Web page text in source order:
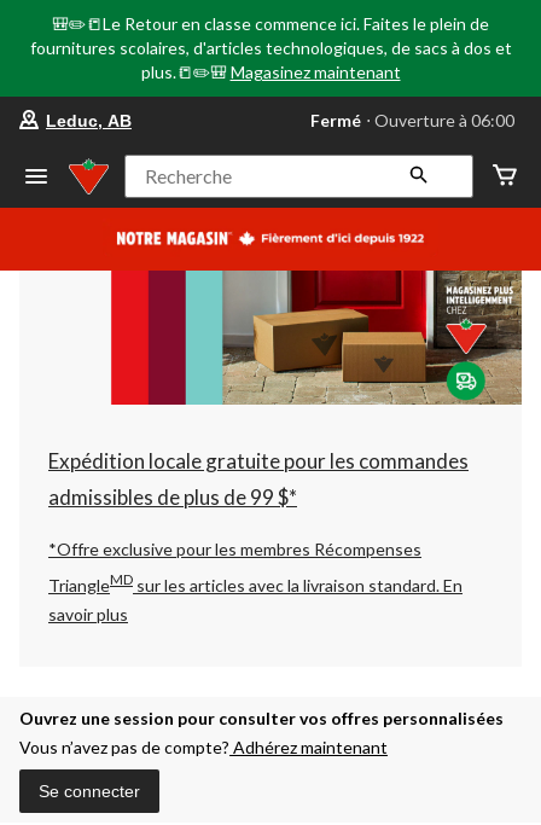
🎒✏️📒Le Retour en classe commence ici. Faites le plein de
fournitures scolaires, d'articles technologiques, de sacs à dos et
plus.📒✏️🎒 Magasinez maintenant
votre
préféré
Leduc,
AB,
courament
Ouverture
à
06:00
cliquer
pour
changer
Leduc, AB Fermé ⋅ Ouverture à 06:00
Recherche
Expédition locale gratuite pour les commandes
admissibles de plus de 99 $*
*Offre exclusive pour les membres Récompenses
TriangleMD sur les articles avec la livraison standard.En
savoir plus
Ouvrez une session pour consulter vos offres personnalisées
Vous n’avez pas de compte? Adhérez maintenant
Se connecter